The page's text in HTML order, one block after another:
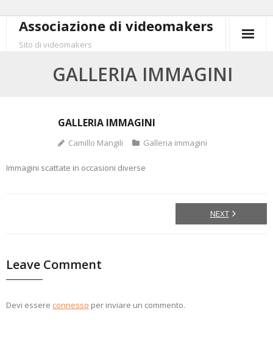
content
Associazione di videomakers
Sito di videomakers
GALLERIA IMMAGINI
GALLERIA IMMAGINI
Camillo Mangili Galleria immagini
Immagini scattate in occasioni diverse
NEXT
Leave Comment
Devi essere connesso per inviare un commento.